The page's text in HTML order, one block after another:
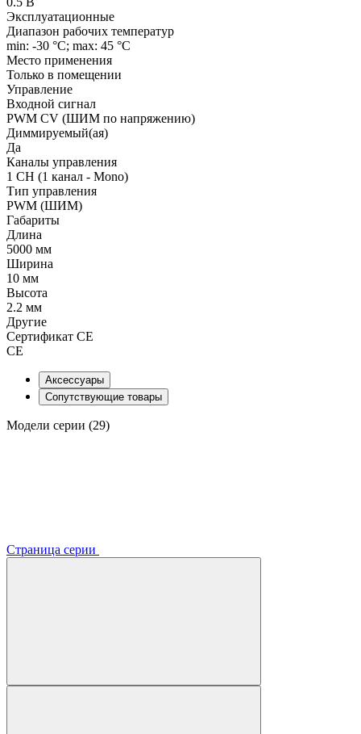
Эксплуатационные
Диапазон рабочих температур
min: -30 °C; max: 45 °C
Место применения
Только в помещении
Управление
Входной сигнал
PWM СV (ШИМ по напряжению)
Диммируемый(ая)
Да
Каналы управления
1 CH (1 канал - Mono)
Тип управления
PWM (ШИМ)
Габариты
Длина
5000 мм
Ширина
10 мм
Высота
2.2 мм
Другие
Сертификат CE
CE
Аксессуары
Сопутствующие товары
Модели серии (29)
Страница серии